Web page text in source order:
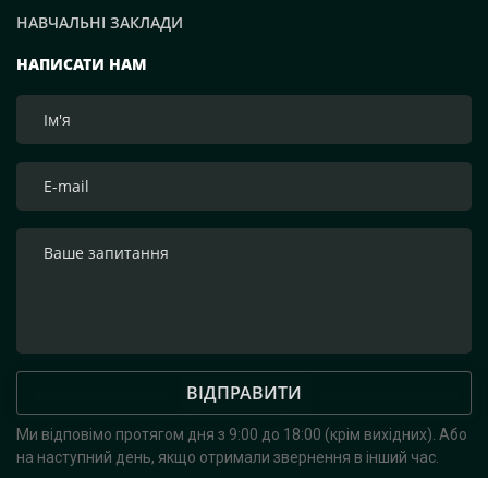
НАПИСАТИ НАМ
ВІДПРАВИТИ
Ми відповімо протягом дня з 9:00 до 18:00 (крім вихідних). Або
на наступний день, якщо отримали звернення в інший час.
НАВЧАЛЬНІ ЗАКЛАДИ